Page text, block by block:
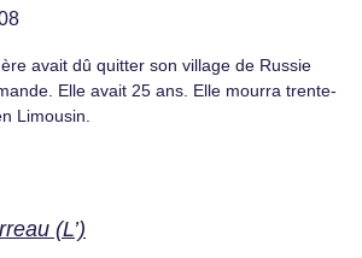
avait dû quitter son village de Russie
Elle avait 25 ans. Elle mourra trente-
Limousin.
(L’)